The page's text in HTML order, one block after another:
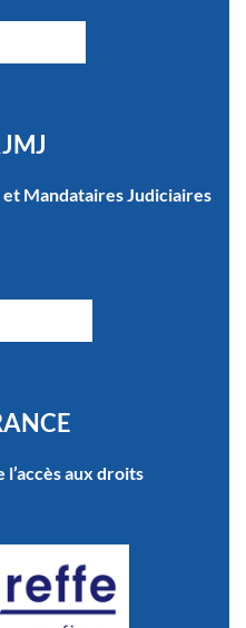
Mandataires Judiciaires
l’accès aux droits